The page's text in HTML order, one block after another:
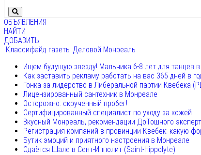
ОБЪЯВЛЕНИЯ
НАЙТИ
ДОБАВИТЬ
Классифайд газеты Деловой Монреаль
Ищем будущую звезду! Мальчика 6-8 лет для танцев
Как заставить рекламу работать на вас 365 дней в
Гонка за лидерство в Либеральной партии Квебека
Лицензированный сантехник в Монреале
Осторожно: скрученный пробег!
Сертифицированный специалист по уходу за кожей
Вкусный Монреаль, рекомендации ДоТошного
Регистрация компаний в провинции Квебек: какую
Бутик эмоций и приятного настроения в Монреале
Сдаётся Шале в Сент-Ипполит (Saint-Hippolyte)